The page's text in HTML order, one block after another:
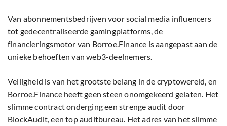
Van abonnementsbedrijven voor social media influencers
tot gedecentraliseerde gamingplatforms, de
financieringsmotor van Borroe.Finance is aangepast aan de
unieke behoeften van web3-deelnemers.
Veiligheid is van het grootste belang in de cryptowereld, en
Borroe.Finance heeft geen steen onomgekeerd gelaten. Het
slimme contract onderging een strenge audit door
BlockAudit, een top auditbureau. Het adres van het slimme